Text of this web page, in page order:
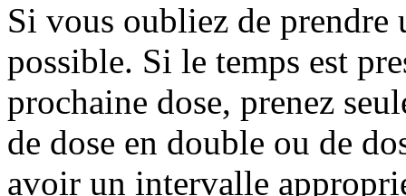
Si vous oubliez de prendre
possible. Si le temps est
prochaine dose, prenez
de dose en double ou de
avoir un intervalle